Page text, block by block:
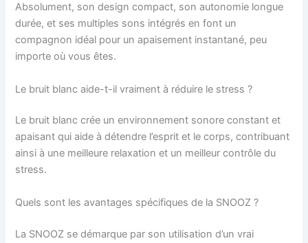
Absolument, son design compact, son autonomie longue
durée, et ses multiples sons intégrés en font un
compagnon idéal pour un apaisement instantané, peu
importe où vous êtes.
Le bruit blanc aide-t-il vraiment à réduire le stress ?
Le bruit blanc crée un environnement sonore constant et
apaisant qui aide à détendre l’esprit et le corps, contribuant
ainsi à une meilleure relaxation et un meilleur contrôle du
stress.
Quels sont les avantages spécifiques de la SNOOZ ?
La SNOOZ se démarque par son utilisation d’un vrai